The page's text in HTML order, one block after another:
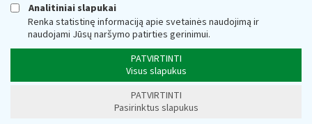
Analitiniai slapukai
Renka statistinę informaciją apie svetainės naudojimą ir
naudojami Jūsų naršymo patirties gerinimui.
PATVIRTINTI
Visus slapukus
PATVIRTINTI
Pasirinktus slapukus